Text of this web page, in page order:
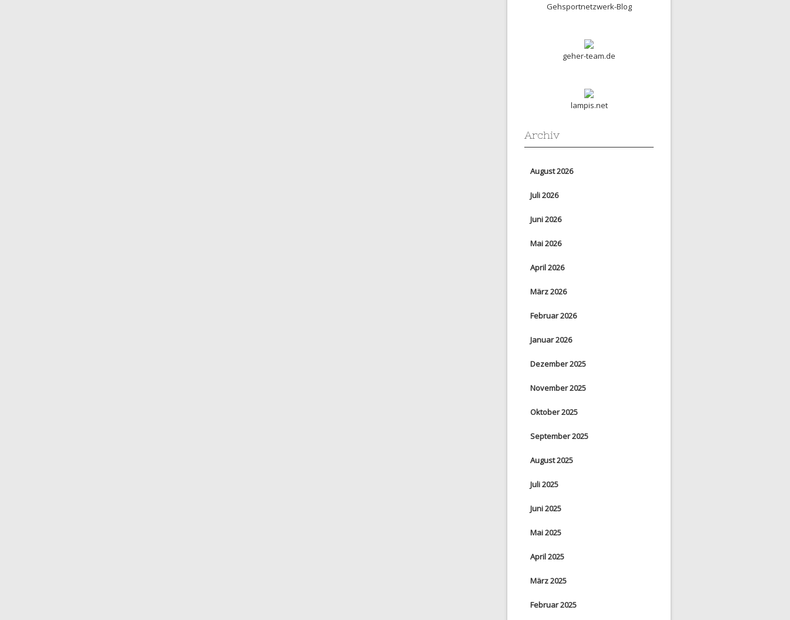
Gehsportnetzwerk-Blog
geher-team.de
lampis.net
Archiv
August 2026
Juli 2026
Juni 2026
Mai 2026
April 2026
März 2026
Februar 2026
Januar 2026
Dezember 2025
November 2025
Oktober 2025
September 2025
August 2025
Juli 2025
Juni 2025
Mai 2025
April 2025
März 2025
Februar 2025